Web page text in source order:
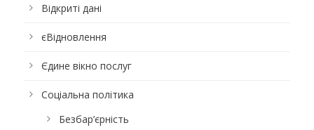
Відкриті дані
єВідновлення
Єдине вікно послуг
Соціальна політика
Безбар’єрність